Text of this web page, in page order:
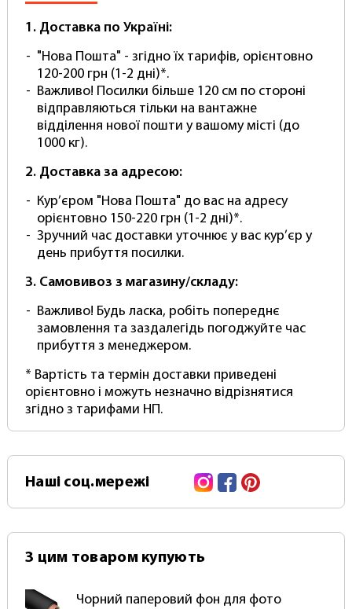
фотографії, зйомки товарів, модних
Переваги:
Підвищує візуальну якість фотографій.
Забезпечує гладку та безшовну поверхню.
зйомок.
Додайте світло-рожевий паперовий фон
PhotoProof у свою фотостудію та забезпечте
високу якість знімків. Замовте зараз і досягніть
нових висот у фотографії!
Папір фону – це важливий інструмент для
фотографа, і вибір фону може суттєво вплинути
на якість фотографій. Ось кілька причин, чому
паперове тло варто розглянути:
Універсальність: Паперові фони підходять для
різних видів зйомки, включаючи портрети,
предметну фотографію та натюрморти. Вони
гнучкі і можуть використовуватися в студії чи
вирізати на потрібний розмір та форму. Вони
ушкоджуються.
Рівний задній план: Папір забезпечує рівне тло
важливо для професійних фотографій.
1. Доставка по Україні:
"Нова Пошта" - згідно їх тарифів, орієнтовно
120-200 грн (1-2 дні)*.
Важливо! Посилки більше 120 см по стороні
відправляються тільки на вантажне
відділення нової пошти у вашому місті (до
1000 кг).
2. Доставка за адресою:
Кур’єром "Нова Пошта" до вас на адресу
орієнтовно 150-220 грн (1-2 дні)*.
Зручний час доставки уточнює у вас кур’єр у
день прибуття посилки.
3. Самовивоз з магазину/складу:
Важливо! Будь ласка, робіть попереднє
замовлення та заздалегідь погоджуйте час
прибуття з менеджером.
* Вартість та термін доставки приведені
орієнтовно і можуть незначно відрізнятися
згідно з тарифами НП.
Наші соц.мережі InstagramFacebook
З цим товаром купують
Чорний паперовий фон для фото